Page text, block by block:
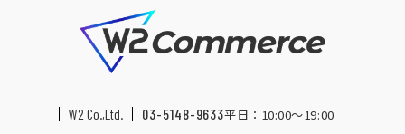
W2 Co.,Ltd. 03-5148-9633平日：10:00〜19:00